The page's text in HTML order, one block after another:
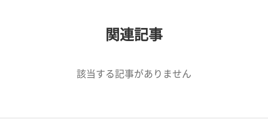
関連記事
該当する記事がありません